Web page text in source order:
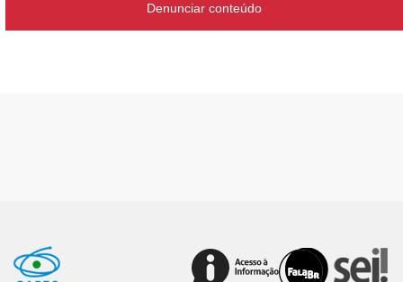
Denunciar conteúdo